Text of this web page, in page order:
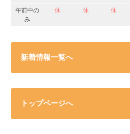
午前中の
み
休 休 休
新着情報一覧へ
トップページへ